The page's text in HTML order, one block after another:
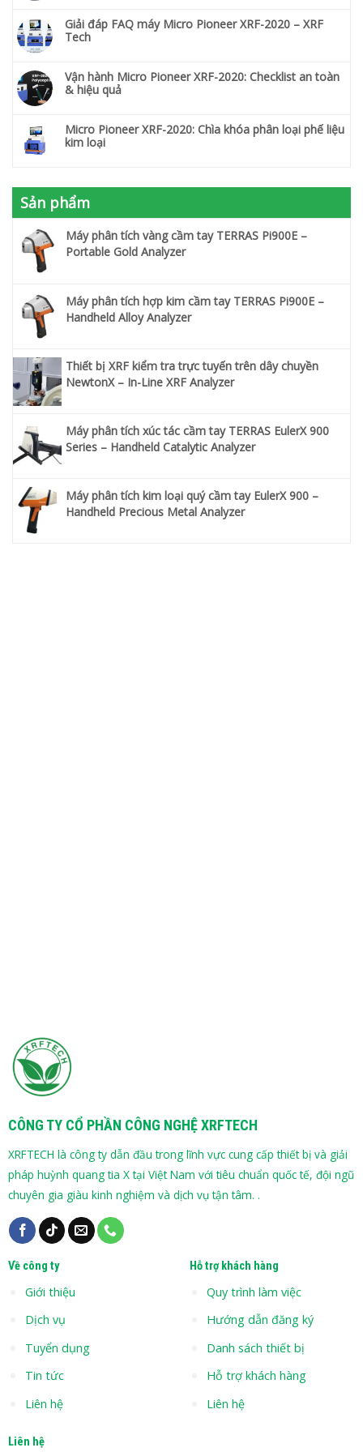
Giải đáp FAQ máy Micro Pioneer XRF-2020 – XRF
Tech
Vận hành Micro Pioneer XRF-2020: Checklist an toàn
& hiệu quả
Micro Pioneer XRF-2020: Chìa khóa phân loại phế liệu
kim loại
Sản phẩm
Máy phân tích vàng cầm tay TERRAS Pi900E –
Portable Gold Analyzer
Máy phân tích hợp kim cầm tay TERRAS Pi900E –
Handheld Alloy Analyzer
Thiết bị XRF kiểm tra trực tuyến trên dây chuyền
NewtonX – In-Line XRF Analyzer
Máy phân tích xúc tác cầm tay TERRAS EulerX 900
Series – Handheld Catalytic Analyzer
Máy phân tích kim loại quý cầm tay EulerX 900 –
Handheld Precious Metal Analyzer
CÔNG TY CỔ PHẦN CÔNG NGHỆ XRFTECH
XRFTECH là công ty dẫn đầu trong lĩnh vực cung cấp thiết bị và giải
pháp huỳnh quang tia X tại Việt Nam với tiêu chuẩn quốc tế, đội ngũ
chuyên gia giàu kinh nghiệm và dịch vụ tận tâm. .
Về công ty
Giới thiệu
Dịch vụ
Tuyển dụng
Tin tức
Liên hệ
Hỗ trợ khách hàng
Quy trình làm việc
Hướng dẫn đăng ký
Danh sách thiết bị
Hỗ trợ khách hàng
Liên hệ
Liên hệ